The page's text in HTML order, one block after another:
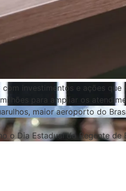
investimentos e ações que
para ampliar os
maior aeroporto do
o Dia Estadual do Regente de